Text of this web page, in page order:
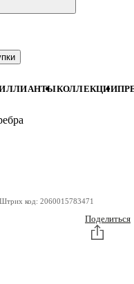
КОЛЛЕКЦИИ
Штрих код: 2060015783471
Поделиться